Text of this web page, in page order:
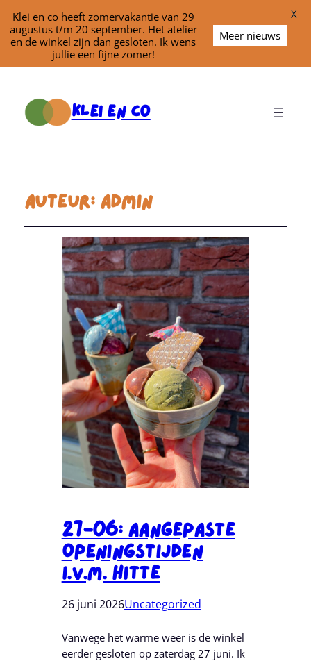
Klei En Co
Auteur: Admin
27-06: Aangepaste
Openingstijden
I.v.m. Hitte
26 juni 2026Uncategorized
Vanwege het warme weer is de winkel
eerder gesloten op zaterdag 27 juni. Ik
Klei en co heeft zomervakantie van 29
augustus t/m 20 september. Het atelier
en de winkel zijn dan gesloten. Ik wens
jullie een fijne zomer!
Meer nieuws
X